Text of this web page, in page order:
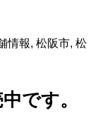
情報, 松阪市, 松
です。